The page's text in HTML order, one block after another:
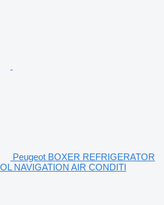
Peugeot BOXER REFRIGERATOR
NAVIGATION AIR CONDITI